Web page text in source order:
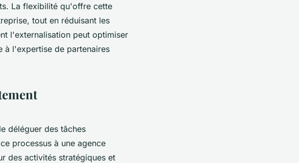
La flexibilité qu'offre cette
tout en réduisant les
l'externalisation peut optimiser
à l'expertise de partenaires
déléguer des tâches
processus à une agence
des activités stratégiques et